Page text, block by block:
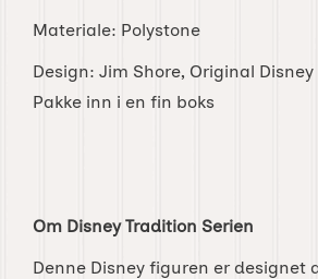
Materiale: Polystone
Design: Jim Shore, Original
Pakke inn i en fin boks
Om Disney Tradition Serien
Denne Disney figuren er designet